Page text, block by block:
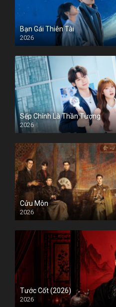
Bạn Gái Thiên Tài
2026
Sếp Chính Là Thần Tượng
2026
Cửu Môn
2026
Tước Cốt (2026)
2026